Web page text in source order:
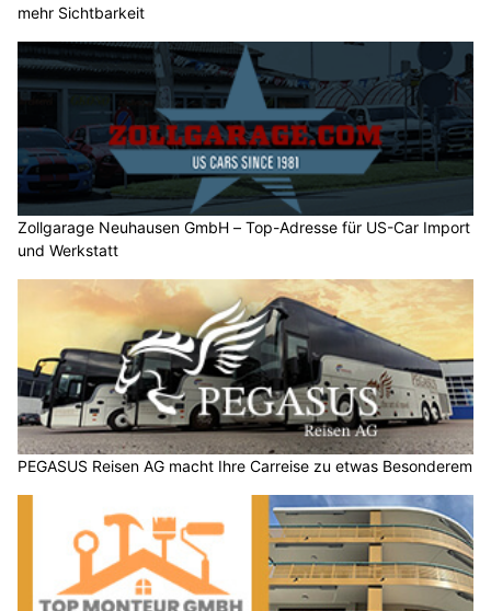
mehr Sichtbarkeit
Zollgarage Neuhausen GmbH – Top-Adresse für US-Car Import
und Werkstatt
PEGASUS Reisen AG macht Ihre Carreise zu etwas Besonderem